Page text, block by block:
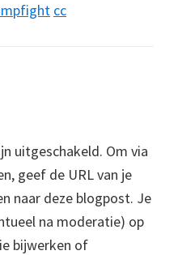
cc
uitgeschakeld. Om via
geef de URL van je
naar deze blogpost. Je
na moderatie) op
bijwerken of